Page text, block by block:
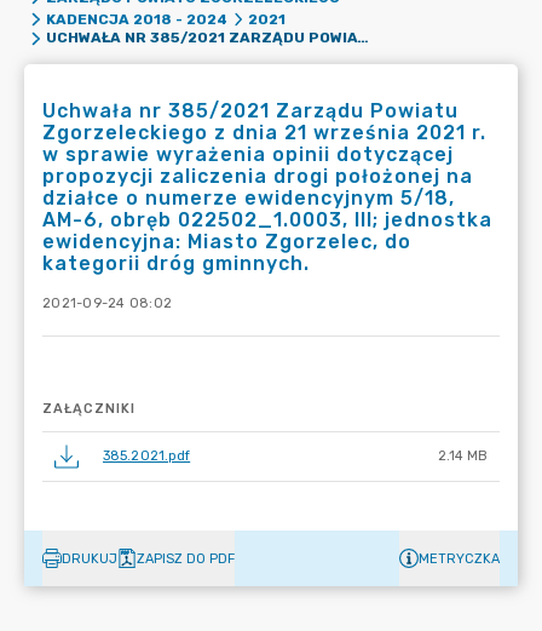
KADENCJA 2018 - 2024
2021
UCHWAŁA NR 385/2021 ZARZĄDU POWIATU ZGORZELECKIEGO Z DNIA 21 WRZEŚNIA 2021 R. W SPRAWIE WYRAŻENIA OPINII DOTYCZĄCEJ PROPOZYCJI ZALICZENIA DROGI POŁOŻONEJ NA DZIAŁCE O NUMERZE EWIDENCYJNYM 5/18, AM-6, OBRĘB 022502_1.0003, III; JEDNOSTKA EWIDENCYJNA: MIASTO ZGORZELEC, DO KATEGORII DRÓG GMINNYCH.
Uchwała nr 385/2021 Zarządu Powiatu
Zgorzeleckiego z dnia 21 września 2021 r.
w sprawie wyrażenia opinii dotyczącej
propozycji zaliczenia drogi położonej na
działce o numerze ewidencyjnym 5/18,
AM-6, obręb 022502_1.0003, III; jednostka
ewidencyjna: Miasto Zgorzelec, do
kategorii dróg gminnych.
2021-09-24 08:02
ZAŁĄCZNIKI
385.2021.pdf 2.14 MB
DRUKUJ ZAPISZ DO PDF METRYCZKA